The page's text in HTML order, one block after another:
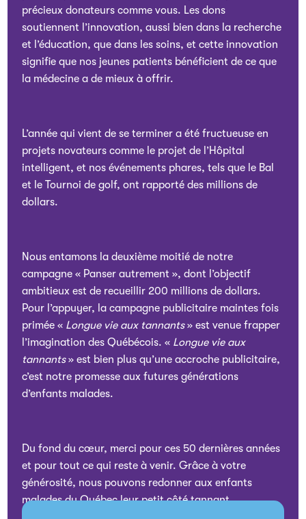
précieux donateurs comme vous. Les dons
soutiennent l’innovation, aussi bien dans la recherche
et l’éducation, que dans les soins, et cette innovation
signifie que nos jeunes patients bénéficient de ce que
la médecine a de mieux à offrir.
L’année qui vient de se terminer a été fructueuse en
projets novateurs comme le projet de l’Hôpital
intelligent, et nos événements phares, tels que le Bal
et le Tournoi de golf, ont rapporté des millions de
dollars.
Nous entamons la deuxième moitié de notre
campagne « Panser autrement », dont l’objectif
ambitieux est de recueillir 200 millions de dollars.
Pour l’appuyer, la campagne publicitaire maintes fois
primée « Longue vie aux tannants» est venue frapper
l’imagination des Québécois. « Longue vie aux
tannants» est bien plus qu’une accroche publicitaire,
c’est notre promesse aux futures générations
d’enfants malades.
Du fond du cœur, merci pour ces 50 dernières années
et pour tout ce qui reste à venir. Grâce à votre
générosité, nous pouvons redonner aux enfants
malades du Québec leur petit côté tannant.